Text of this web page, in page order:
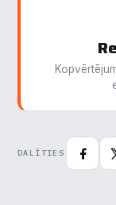
DALĪTIES